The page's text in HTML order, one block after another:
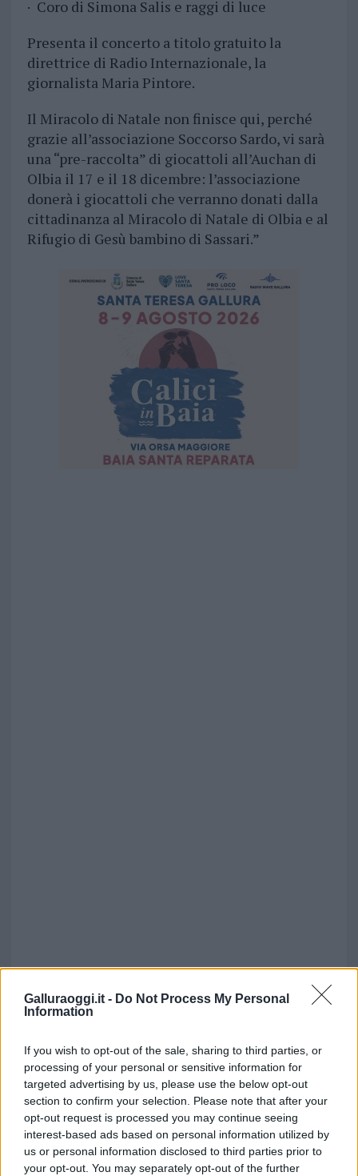
Galluraoggi.it - Do Not Process My Personal
Information
If you wish to opt-out of the sale, sharing to third parties, or
processing of your personal or sensitive information for
targeted advertising by us, please use the below opt-out
section to confirm your selection. Please note that after your
opt-out request is processed you may continue seeing
interest-based ads based on personal information utilized by
us or personal information disclosed to third parties prior to
your opt-out. You may separately opt-out of the further
· Coro di Simona Salis e raggi di luce
Presenta il concerto a titolo gratuito la
direttrice di Radio Internazionale, la
giornalista Maria Pintore.
Il Miracolo di Natale non finisce qui, perché
grazie all’associazione Soccorso Sardo, vi sarà
una “pre-raccolta” di giocattoli all’Auchan di
Olbia il 17 e il 18 dicembre: l’associazione
donerà i giocattoli che verranno donati dalla
cittadinanza al Miracolo di Natale di Olbia e al
Rifugio di Gesù bambino di Sassari.”